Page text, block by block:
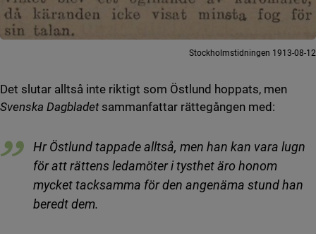
Stockholmstidningen 1913-08-12
Det slutar alltså inte riktigt som Östlund hoppats, men
Svenska Dagbladetsammanfattar rättegången med:
Hr Östlund tappade alltså, men han kan vara lugn
för att rättens ledamöter i tysthet äro honom
mycket tacksamma för den angenäma stund han
beredt dem.